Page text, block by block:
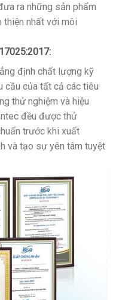
ra những sản phẩm
thiện nhất với môi
định chất lượng kỹ
cầu của tất cả các tiêu
thử nghiệm và hiệu
đều được thử
trước khi xuất
và tạo sự yên tâm tuyệt